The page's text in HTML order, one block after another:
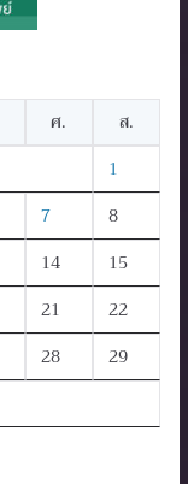
ศ.
ส.
1
7
8
14
15
21
22
28
29